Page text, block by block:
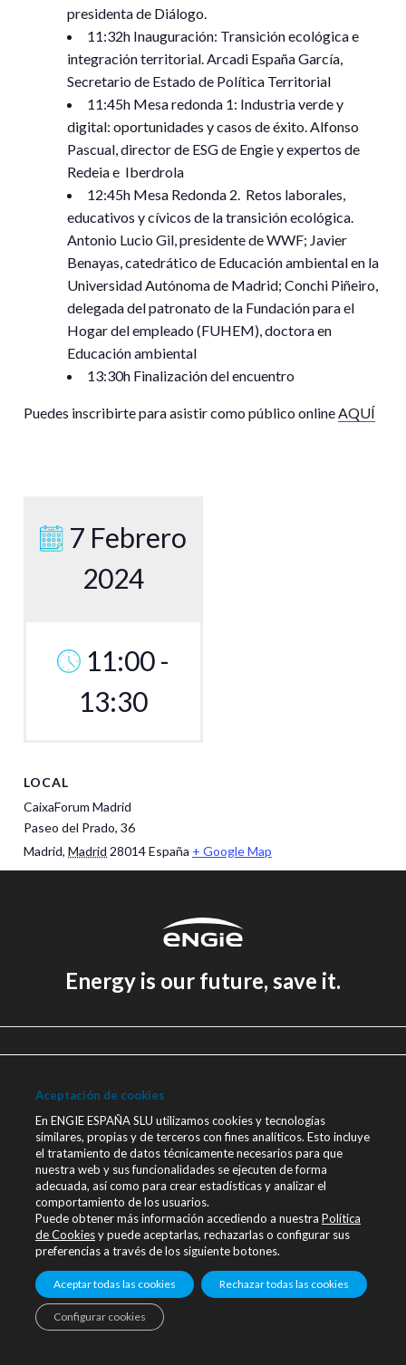
presidenta de Diálogo.
11:32h Inauguración: Transición ecológica e
integración territorial. Arcadi España García,
Secretario de Estado de Política Territorial
11:45h Mesa redonda 1: Industria verde y
digital: oportunidades y casos de éxito. Alfonso
Pascual, director de ESG de Engie y expertos de
Redeia e Iberdrola
12:45h Mesa Redonda 2. Retos laborales,
educativos y cívicos de la transición ecológica.
Antonio Lucio Gil, presidente de WWF; Javier
Benayas, catedrático de Educación ambiental en la
Universidad Autónoma de Madrid; Conchi Piñeiro,
delegada del patronato de la Fundación para el
Hogar del empleado (FUHEM), doctora en
Educación ambiental
13:30h Finalización del encuentro
Puedes inscribirte para asistir como público onlineAQUÍ
7 Febrero
2024
11:00 -
13:30
LOCAL
CaixaForum Madrid
Paseo del Prado, 36
Madrid, Madrid 28014España + Google Map
Energy is our future, save it.
Aviso legal
Política de Privacidad
Política de cookies
Canal Ético
Únete a nosotros
Blog ENGIE
Sala de Prensa
engie.com
Aceptación de cookies
En ENGIE ESPAÑA SLU utilizamos cookies y tecnologías
similares, propias y de terceros con fines analíticos. Esto incluye
el tratamiento de datos técnicamente necesarios para que
nuestra web y sus funcionalidades se ejecuten de forma
adecuada, así como para crear estadísticas y analizar el
comportamiento de los usuarios.
Puede obtener más información accediendo a nuestra Política
de Cookiesy puede aceptarlas, rechazarlas o configurar sus
preferencias a través de los siguiente botones.
Aceptar todas las cookies Rechazar todas las cookies
Configurar cookies